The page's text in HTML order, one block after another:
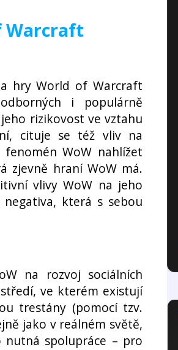
Warcraft
hry World of Warcraft
i populárně
rizikovost ve vztahu
cituje se též vliv na
WoW nahlížet
zjevně hraní WoW má.
vlivy WoW na jeho
která s sebou
na rozvoj sociálních
ve kterém existují
trestány (pomocí tzv.
jako v reálném světě,
spolupráce – pro